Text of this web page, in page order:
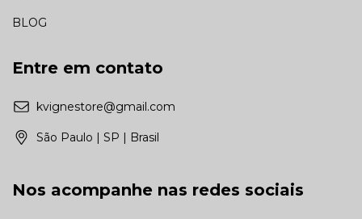
BLOG
Entre em contato
kvignestore@gmail.com
São Paulo | SP | Brasil
Nos acompanhe nas redes sociais